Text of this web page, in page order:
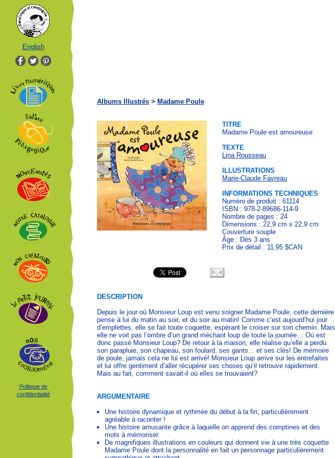
English
Politique de
confidentialité
Albums Illustrés > Madame Poule
TITRE
Madame Poule est amoureuse
TEXTE
Lina Rousseau
ILLUSTRATIONS
Marie-Claude Favreau
INFORMATIONS TECHNIQUES
Numéro de produit : 61114
ISBN : 978-2-89686-114-9
Nombre de pages : 24
Dimensions : 22,9 cm x 22,9 cm
Couverture souple
Âge : Dès 3 ans
Prix de détail : 11,95 $CAN
DESCRIPTION
Depuis le jour où Monsieur Loup est venu soigner Madame Poule, cette dernière
pense à lui du matin au soir, et du soir au matin! Comme c’est aujourd’hui jour
d’emplettes, elle se fait toute coquette, espérant le croiser sur son chemin. Mais
elle ne voit pas l’ombre d’un grand méchant loup de toute la journée… Où est
donc passé Monsieur Loup? De retour à la maison, elle réalise qu’elle a perdu
son parapluie, son chapeau, son foulard, ses gants... et ses clés! De mémoire
de poule, jamais cela ne lui est arrivé! Monsieur Loup arrive sur les entrefaites
et lui offre gentiment d’aller récupérer ses choses qu’il retrouve rapidement.
Mais au fait, comment savait-il où elles se trouvaient?
ARGUMENTAIRE
Une histoire dynamique et rythmée du début à la fin, particulièrement
agréable à raconter !
Une histoire amusante grâce à laquelle on apprend des comptines et des
mots à mémoriser.
De magnifiques illustrations en couleurs qui donnent vie à une très coquette
Madame Poule dont la personnalité en fait un personnage particulièrement